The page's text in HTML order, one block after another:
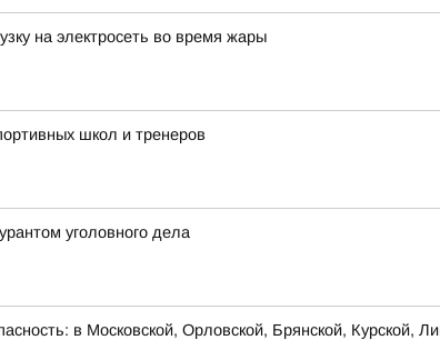
на электросеть во время жары
школ и тренеров
уголовного дела
в Московской, Орловской, Брянской, Курской,